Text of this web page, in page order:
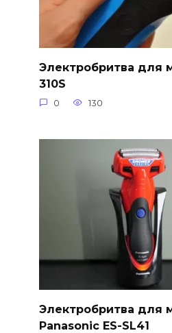
Электробритва для
310S
0 130
Электробритва для
Panasonic ES-SL41